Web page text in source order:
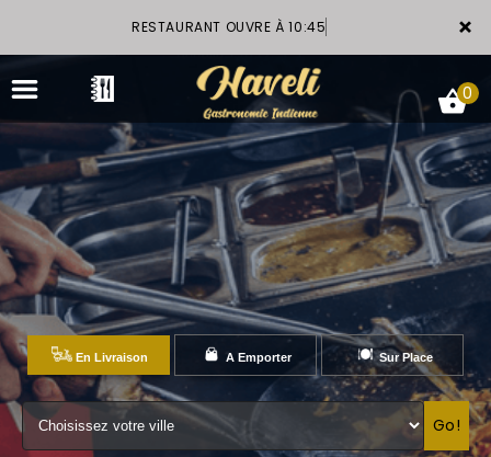
×
RESTAURANT OUVRE À 10:45
ACCUEIL
LA CARTE
VOTRE COMPTE
GALERIE
RÉSERVATION
0
En Livraison A Emporter Sur Place
Go!